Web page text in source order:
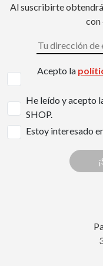
Al suscribirte
con
Acepto la
He leído y acepto
SHOP.
Estoy interesado